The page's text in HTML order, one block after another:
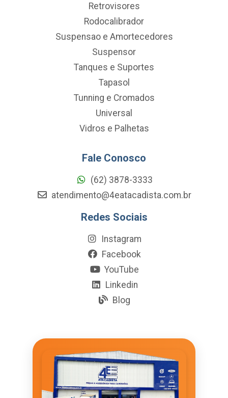
Retrovisores
Rodocalibrador
Suspensao e Amortecedores
Suspensor
Tanques e Suportes
Tapasol
Tunning e Cromados
Universal
Vidros e Palhetas
Fale Conosco
(62) 3878-3333
atendimento@4eatacadista.com.br
Redes Sociais
Instagram
Facebook
YouTube
Linkedin
Blog